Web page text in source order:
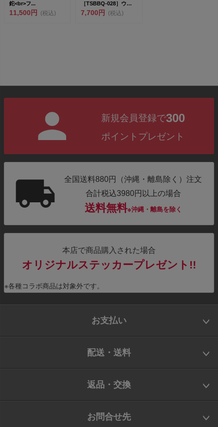
鉈<br>フ...
11,500円 (税込)
［TSBBQ-028］ウル
トラライトギア<...
7,700円 (税込)
新規会員登録で300
ポイントプレゼント
全国送料880円（沖縄・離島除く）注文
合計税込3980円以上の場合
送料無料※沖縄・離島を除く
本店で商品購入された場合
オリジナルステッカープレゼント!!
※各種コラボ商品は対象外です。
お支払い
配送・送料
返品・交換
お問合せ先